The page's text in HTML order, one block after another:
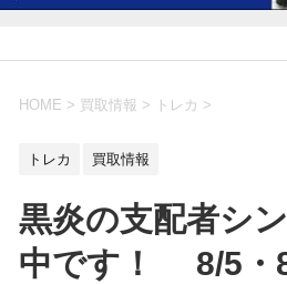
HOME > 買取情報 > トレカ >
トレカ 買取情報
黒炎の支配者シ
中です！ 8/5・